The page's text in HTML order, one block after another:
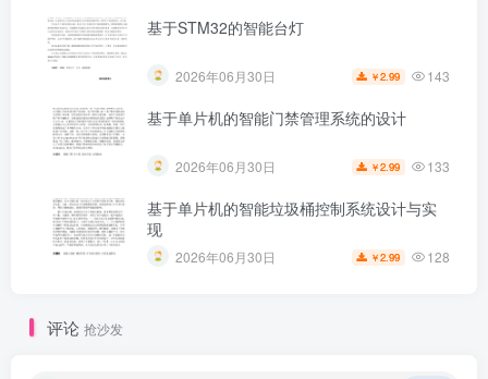
基于STM32的智能台灯
2026年06月30日 ￥2.99 143
基于单片机的智能门禁管理系统的设计
2026年06月30日 ￥2.99 133
基于单片机的智能垃圾桶控制系统设计与实
现
2026年06月30日 ￥2.99 128
评论 抢沙发